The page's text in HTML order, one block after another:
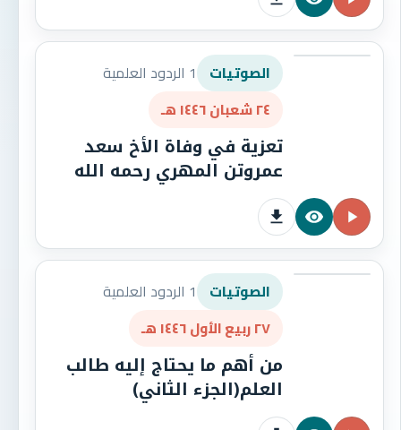
الصوتيات 1 الردود العلمية
٢٤ شعبان ١٤٤٦ هـ
تعزية في وفاة الأخ سعد
عمروتن المهري رحمه الله
الصوتيات 1 الردود العلمية
٢٧ ربيع الأول ١٤٤٦ هـ
من أهم ما يحتاج إليه طالب
العلم(الجزء الثاني)